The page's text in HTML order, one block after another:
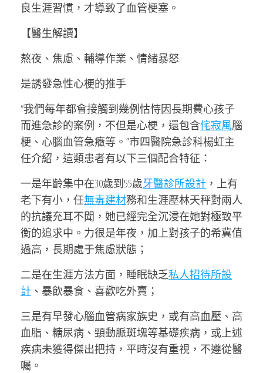
良生涯習慣，才導致了血管梗塞。
【醫生解讀】
熬夜、焦慮、輔導作業、情緒暴怒
是誘發急性心梗的推手
“我們每年都會接觸到幾例怙恃因長期費心孩子
而進急診的案例，不但是心梗，還包含侘寂風腦
梗、心腦血管急癥等。”市四醫院急診科楊虹主
任介紹，這類患者有以下三個配合特征：
一是年齡集中在30歲到55歲牙醫診所設計 ，上有
老下有小，任無毒建材務和生涯壓林天秤對兩人
的抗議充耳不聞，她已經完全沉浸在她對極致平
衡的追求中。力很是年夜，加上對孩子的希冀值
過高，長期處于焦慮狀態；
二是在生涯方法方面，睡眠缺乏私人招待所設
計 、暴飲暴食、喜歡吃外賣；
三是有早發心腦血管病家族史，或有高血壓、高
血脂、糖尿病、頸動脈斑塊等基礎疾病，或上述
疾病未獲得傑出把持，平時沒有重視，不遵從醫
囑。